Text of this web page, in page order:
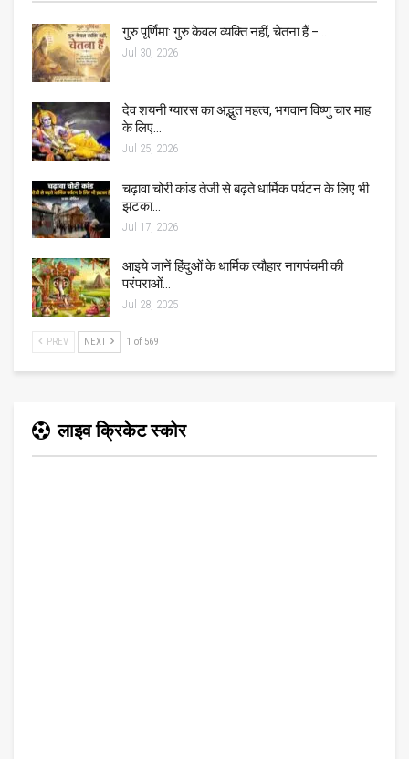
गुरु पूर्णिमा: गुरु केवल व्यक्ति नहीं, चेतना हैं –…
Jul 30, 2026
देव शयनी ग्यारस का अद्भुत महत्व, भगवान विष्णु चार माह
के लिए…
Jul 25, 2026
चढ़ावा चोरी कांड तेजी से बढ़ते धार्मिक पर्यटन के लिए भी
झटका…
Jul 17, 2026
आइये जानें हिंदुओं के धार्मिक त्यौहार नागपंचमी की
परंपराओं…
Jul 28, 2025
PREV NEXT 1 of 569
लाइव क्रिकेट स्कोर